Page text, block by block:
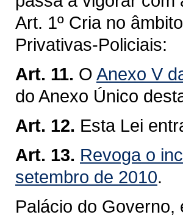
Art. 1º Cria no
Privativas-Policiais:
Art. 11. O Anexo V
do Anexo Único
Art. 12. Esta Lei
Art. 13. Revoga o
setembro de 2010.
Palácio do Governo,